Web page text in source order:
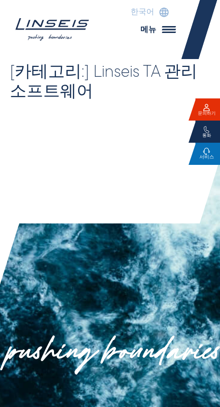
한국어
메뉴
[카테고리:] Linseis TA 관리
소프트웨어
문의하기
통화
서비스